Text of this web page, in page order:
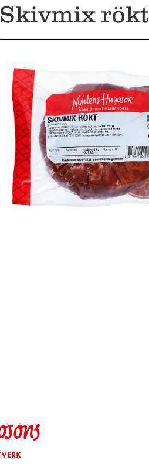
Skivmix rökt